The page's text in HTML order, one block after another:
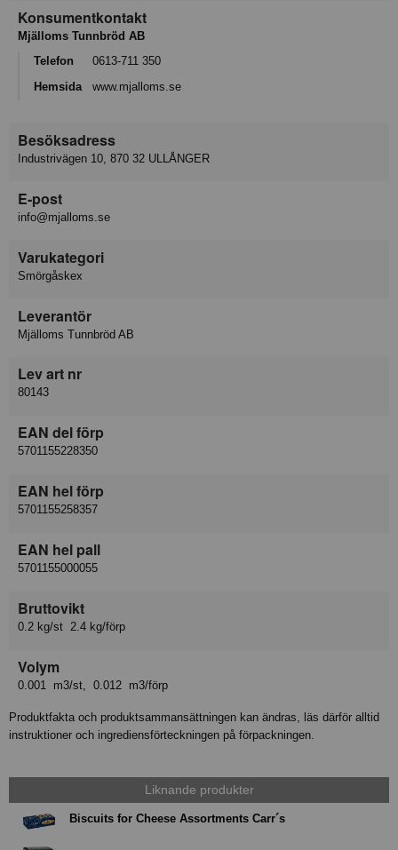
Konsumentkontakt
Mjälloms Tunnbröd AB
Telefon
0613-711 350
Hemsida
www.mjalloms.se
Besöksadress
Industrivägen 10, 870 32 ULLÅNGER
E-post
info@mjalloms.se
Varukategori
Smörgåskex
Leverantör
Mjälloms Tunnbröd AB
Lev art nr
80143
EAN del förp
5701155228350
EAN hel förp
5701155258357
EAN hel pall
5701155000055
Bruttovikt
0.2 kg/st 2.4 kg/förp
Volym
0.001 m3/st, 0.012 m3/förp
Produktfakta och produktsammansättningen kan ändras, läs därför alltid
instruktioner och ingrediensförteckningen på förpackningen.
Liknande produkter
Biscuits for Cheese Assortments Carr´s